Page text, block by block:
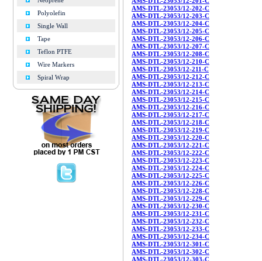
Polyolefin
Single Wall
Tape
Teflon PTFE
Wire Markers
Spiral Wrap
AMS-DTL-23053/12-202-C
AMS-DTL-23053/12-203-C
AMS-DTL-23053/12-204-C
AMS-DTL-23053/12-205-C
AMS-DTL-23053/12-206-C
AMS-DTL-23053/12-207-C
AMS-DTL-23053/12-208-C
AMS-DTL-23053/12-210-C
AMS-DTL-23053/12-211-C
AMS-DTL-23053/12-212-C
AMS-DTL-23053/12-213-C
AMS-DTL-23053/12-214-C
AMS-DTL-23053/12-215-C
AMS-DTL-23053/12-216-C
AMS-DTL-23053/12-217-C
AMS-DTL-23053/12-218-C
AMS-DTL-23053/12-219-C
AMS-DTL-23053/12-220-C
AMS-DTL-23053/12-221-C
AMS-DTL-23053/12-222-C
AMS-DTL-23053/12-223-C
AMS-DTL-23053/12-224-C
AMS-DTL-23053/12-225-C
AMS-DTL-23053/12-226-C
AMS-DTL-23053/12-228-C
AMS-DTL-23053/12-229-C
AMS-DTL-23053/12-230-C
AMS-DTL-23053/12-231-C
AMS-DTL-23053/12-232-C
AMS-DTL-23053/12-233-C
AMS-DTL-23053/12-234-C
AMS-DTL-23053/12-301-C
AMS-DTL-23053/12-302-C
AMS-DTL-23053/12-303-C